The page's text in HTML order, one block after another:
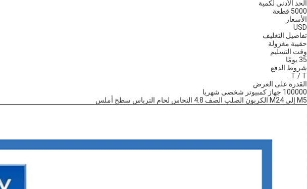
الحد الأدنى لكمية
5000 قطعة
الأسعار
USD
تفاصيل التغليف
حقيبة مغزولة
وقت التسليم
35 يومًا
شروط الدفع
T / T.
القدرة على العرض
100000 جهاز كمبيوتر شخصى شهريا
M5 إلى M24 الكربون الصلب الصف 4.8 النحاس لحام الترباس سطح أملس